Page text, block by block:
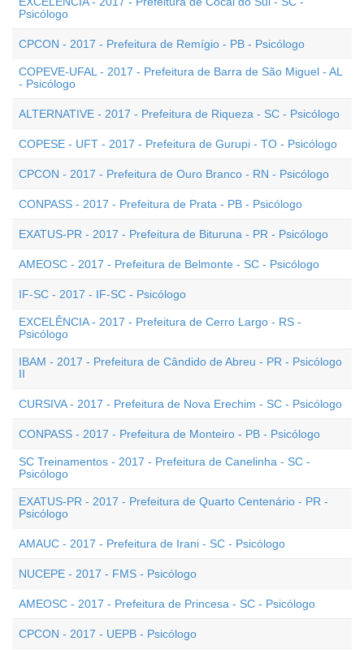
Psicólogo
CPCON - 2017 - Prefeitura de Remígio - PB - Psicólogo
COPEVE-UFAL - 2017 - Prefeitura de Barra de São Miguel - AL
- Psicólogo
ALTERNATIVE - 2017 - Prefeitura de Riqueza - SC - Psicólogo
COPESE - UFT - 2017 - Prefeitura de Gurupi - TO - Psicólogo
CPCON - 2017 - Prefeitura de Ouro Branco - RN - Psicólogo
CONPASS - 2017 - Prefeitura de Prata - PB - Psicólogo
EXATUS-PR - 2017 - Prefeitura de Bituruna - PR - Psicólogo
AMEOSC - 2017 - Prefeitura de Belmonte - SC - Psicólogo
IF-SC - 2017 - IF-SC - Psicólogo
EXCELÊNCIA - 2017 - Prefeitura de Cerro Largo - RS -
Psicólogo
IBAM - 2017 - Prefeitura de Cândido de Abreu - PR - Psicólogo
II
CURSIVA - 2017 - Prefeitura de Nova Erechim - SC - Psicólogo
CONPASS - 2017 - Prefeitura de Monteiro - PB - Psicólogo
SC Treinamentos - 2017 - Prefeitura de Canelinha - SC -
Psicólogo
EXATUS-PR - 2017 - Prefeitura de Quarto Centenário - PR -
Psicólogo
AMAUC - 2017 - Prefeitura de Irani - SC - Psicólogo
NUCEPE - 2017 - FMS - Psicólogo
AMEOSC - 2017 - Prefeitura de Princesa - SC - Psicólogo
CPCON - 2017 - UEPB - Psicólogo